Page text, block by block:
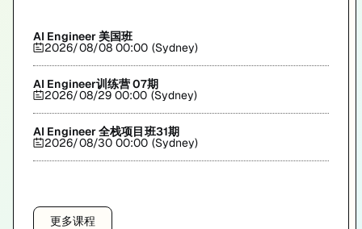
AI Engineer 美国班
2026/08/08 00:00 (Sydney)
AI Engineer训练营 07期
2026/08/29 00:00 (Sydney)
AI Engineer 全栈项目班31期
2026/08/30 00:00 (Sydney)
更多课程